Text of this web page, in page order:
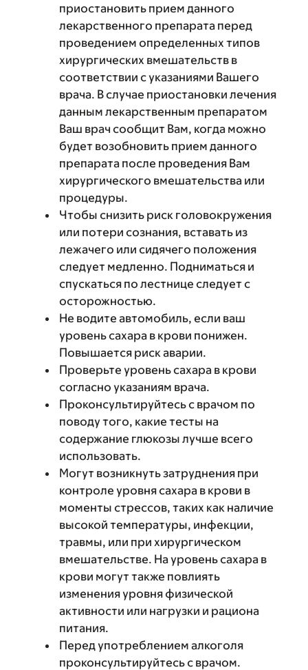
приостановить прием данного
лекарственного препарата перед
проведением определенных типов
хирургических вмешательств в
соответствии с указаниями Вашего
врача. В случае приостановки лечения
данным лекарственным препаратом
Ваш врач сообщит Вам, когда можно
будет возобновить прием данного
препарата после проведения Вам
хирургического вмешательства или
процедуры.
Чтобы снизить риск головокружения
или потери сознания, вставать из
лежачего или сидячего положения
следует медленно. Подниматься и
спускаться по лестнице следует с
осторожностью.
Не водите автомобиль, если ваш
уровень сахара в крови понижен.
Повышается риск аварии.
Проверьте уровень сахара в крови
согласно указаниям врача.
Проконсультируйтесь с врачом по
поводу того, какие тесты на
содержание глюкозы лучше всего
использовать.
Могут возникнуть затруднения при
контроле уровня сахара в крови в
моменты стрессов, таких как наличие
высокой температуры, инфекции,
травмы, или при хирургическом
вмешательстве. На уровень сахара в
крови могут также повлиять
изменения уровня физической
активности или нагрузки и рациона
питания.
Перед употреблением алкоголя
проконсультируйтесь с врачом.